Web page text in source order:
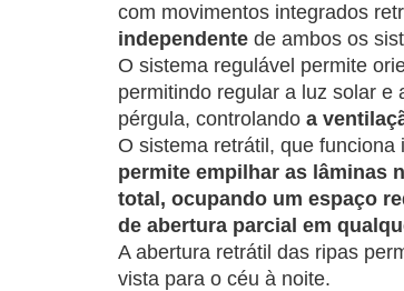
com movimentos integrados
independente de ambos os
O sistema regulável permite
permitindo regular a luz solar e
pérgula, controlandoa
O sistema retrátil, que
permite empilhar as lâminas
total, ocupando um espaço
de abertura parcial em
A abertura retrátil das ripas
vista para o céu à noite.